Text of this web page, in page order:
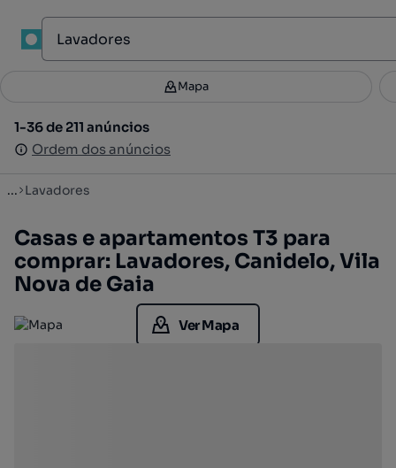
Filtros 2
1-36 de 211 anúncios
Ordem dos anúncios
Mapa
1-36 de 211 anúncios
Ordem dos anúncios
... Lavadores
Casas e apartamentos T3 para
comprar: Lavadores, Canidelo, Vila
Nova de Gaia
Ver Mapa